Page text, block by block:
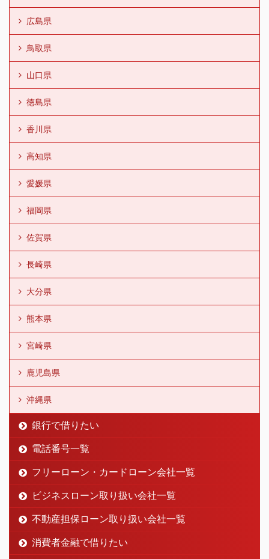
広島県
鳥取県
山口県
徳島県
香川県
高知県
愛媛県
福岡県
佐賀県
長崎県
大分県
熊本県
宮崎県
鹿児島県
沖縄県
銀行で借りたい
電話番号一覧
フリーローン・カードローン会社一覧
ビジネスローン取り扱い会社一覧
不動産担保ローン取り扱い会社一覧
消費者金融で借りたい